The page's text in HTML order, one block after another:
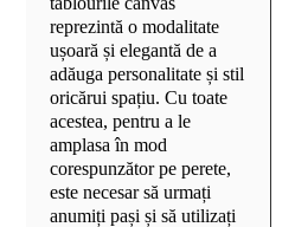
reprezintă o modalitate
ușoară și elegantă de a
adăuga personalitate și stil
oricărui spațiu. Cu toate
acestea, pentru a le
amplasa în mod
corespunzător pe perete,
este necesar să urmați
anumiți pași și să utilizați